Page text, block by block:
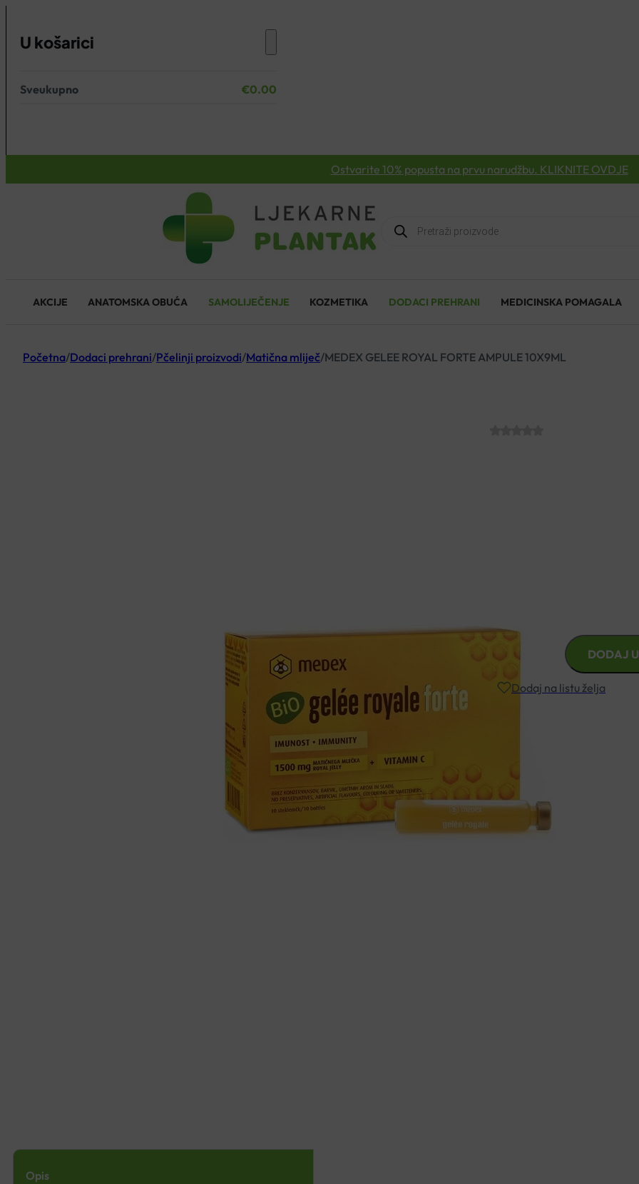
U košarici
Nema proizvoda u košarici.
Sveukupno €0.00
Ostvarite 10% popusta na prvu narudžbu. KLIKNITE OVDJE
Products
search
AKCIJE ANATOMSKA OBUĆA SAMOLIJEČENJE KOZMETIKA DODACI PREHRANI MEDICINSKA POMAGALA
Početna/Dodaci prehrani/Pčelinji proizvodi/Matična mliječ/MEDEX GELEE ROYAL FORTE AMPULE 10X9ML
MEDEX
ROYAL
DODAJ
Dodaj na listu želja
Rok isporuke: 2 – 5 dana
Opis